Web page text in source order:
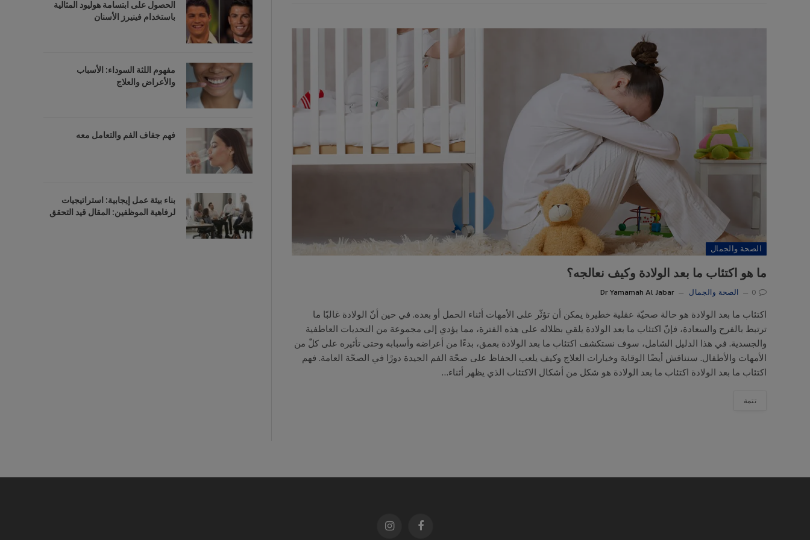
الصحة والجمال
ما هو اكتئاب ما بعد الولادة وكيف نعالجه؟
0 الصحة والجمال Dr Yamamah Al Jabar
اكتئاب ما بعد الولادة هو حالة صحيّة عقلية خطيرة يمكن أن تؤثّر على الأمهات أثناء الحمل أو بعده. في حين أنّ الولادة غالبًا ما
ترتبط بالفرح والسعادة، فإنّ اكتئاب ما بعد الولادة يلقي بظلاله على هذه الفترة، مما يؤدي إلى مجموعة من التحديات العاطفية
والجسدية. في هذا الدليل الشامل، سوف نستكشف اكتئاب ما بعد الولادة بعمق، بدءًا من أعراضه وأسبابه وحتى تأثيره على كلّ من
الأمهات والأطفال. سنناقش أيضًا الوقاية وخيارات العلاج وكيف يلعب الحفاظ على صحّة الفم الجيدة دورًا في الصحّة العامة. فهم
اكتئاب ما بعد الولادة اكتئاب ما بعد الولادة هو شكل من أشكال الاكتئاب الذي يظهر أثناء…
تتمة
الحصول على ابتسامة هوليود المثالية
باستخدام فينيرز الأسنان
مفهوم اللثة السوداء: الأسباب
والأعراض والعلاج
فهم جفاف الفم والتعامل معه
بناء بيئة عمل إيجابية: استراتيجيات
لرفاهية الموظفين: المقال قيد التحقق
فيسبوك الانستغرام